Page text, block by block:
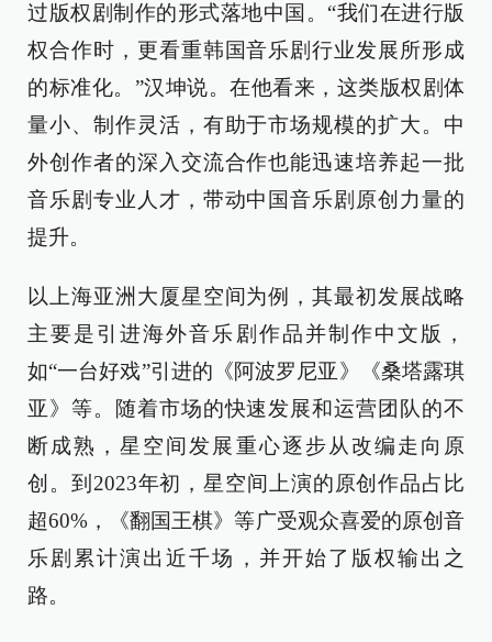
过版权剧制作的形式落地中国。“我们在进行版
权合作时，更看重韩国音乐剧行业发展所形成
的标准化。”汉坤说。在他看来，这类版权剧体
量小、制作灵活，有助于市场规模的扩大。中
外创作者的深入交流合作也能迅速培养起一批
音乐剧专业人才，带动中国音乐剧原创力量的
提升。
以上海亚洲大厦星空间为例，其最初发展战略
主要是引进海外音乐剧作品并制作中文版，
如“一台好戏”引进的《阿波罗尼亚》《桑塔露琪
亚》等。随着市场的快速发展和运营团队的不
断成熟，星空间发展重心逐步从改编走向原
创。到2023年初，星空间上演的原创作品占比
超60%，《翻国王棋》等广受观众喜爱的原创音
乐剧累计演出近千场，并开始了版权输出之
路。